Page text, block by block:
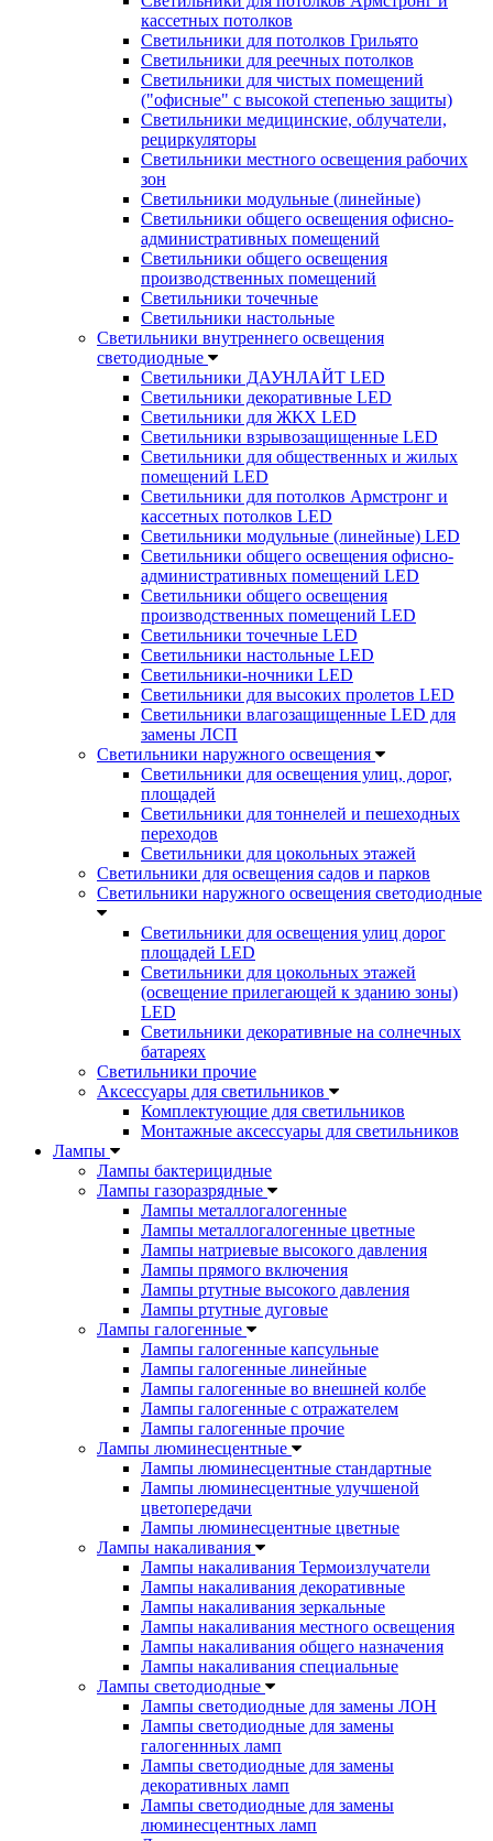
кассетных потолков
Светильники для потолков Грильято
Светильники для реечных потолков
Светильники для чистых помещений
("офисные" с высокой степенью защиты)
Светильники медицинские, облучатели,
рециркуляторы
Светильники местного освещения рабочих
зон
Светильники модульные (линейные)
Светильники общего освещения офисно-
административных помещений
Светильники общего освещения
производственных помещений
Светильники точечные
Светильники настольные
Светильники внутреннего освещения
светодиодные
Светильники ДАУНЛАЙТ LED
Светильники декоративные LED
Светильники для ЖКХ LED
Светильники взрывозащищенные LED
Светильники для общественных и жилых
помещений LED
Светильники для потолков Армстронг и
кассетных потолков LED
Светильники модульные (линейные) LED
Светильники общего освещения офисно-
административных помещений LED
Светильники общего освещения
производственных помещений LED
Светильники точечные LED
Светильники настольные LED
Светильники-ночники LED
Светильники для высоких пролетов LED
Светильники влагозащищенные LED для
замены ЛСП
Светильники наружного освещения
Светильники для освещения улиц, дорог,
площадей
Светильники для тоннелей и пешеходных
переходов
Светильники для цокольных этажей
Светильники для освещения садов и парков
Светильники наружного освещения светодиодные
Светильники для освещения улиц дорог
площадей LED
Светильники для цокольных этажей
(освещение прилегающей к зданию зоны)
LED
Светильники декоративные на солнечных
батареях
Светильники прочие
Аксессуары для светильников
Комплектующие для светильников
Монтажные аксессуары для светильников
Лампы
Лампы бактерицидные
Лампы газоразрядные
Лампы металлогалогенные
Лампы металлогалогенные цветные
Лампы натриевые высокого давления
Лампы прямого включения
Лампы ртутные высокого давления
Лампы ртутные дуговые
Лампы галогенные
Лампы галогенные капсульные
Лампы галогенные линейные
Лампы галогенные во внешней колбе
Лампы галогенные с отражателем
Лампы галогенные прочие
Лампы люминесцентные
Лампы люминесцентные стандартные
Лампы люминесцентные улучшеной
цветопередачи
Лампы люминесцентные цветные
Лампы накаливания
Лампы накаливания Термоизлучатели
Лампы накаливания декоративные
Лампы накаливания зеркальные
Лампы накаливания местного освещения
Лампы накаливания общего назначения
Лампы накаливания специальные
Лампы светодиодные
Лампы светодиодные для замены ЛОН
Лампы светодиодные для замены
галогеннных ламп
Лампы светодиодные для замены
декоративных ламп
Лампы светодиодные для замены
люминесцентных ламп